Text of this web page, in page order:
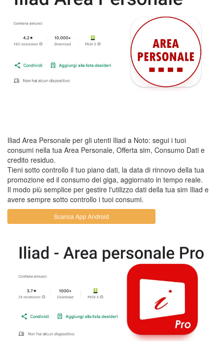
Iliad Area Personale per gli utenti Iliad a Noto: segui i tuoi
consumi nella tua Area Personale, Offerta sim, Consumo Dati e
credito residuo.
Tieni sotto controllo il tuo piano dati, la data di rinnovo della tua
promozione ed il consumo dei giga, aggiornato in tempo reale.
Il modo più semplice per gestire l'utilizzo dati della tua sim Iliad e
avere sempre sotto controllo i tuoi consumi.
Scarica App Android